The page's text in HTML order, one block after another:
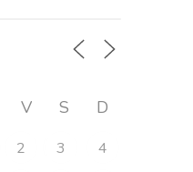
V S D
2 3
4